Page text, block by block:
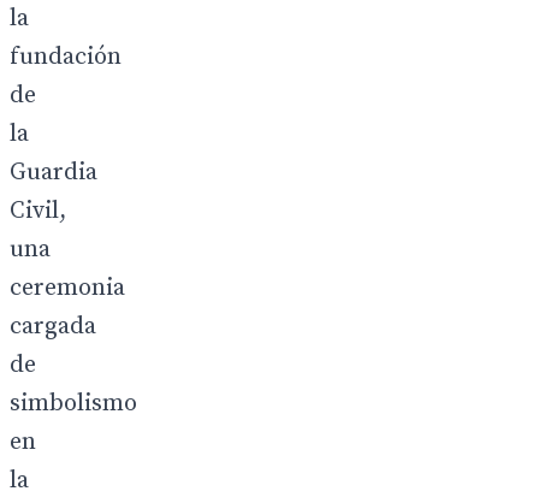
la
fundación
de
la
Guardia
Civil,
una
ceremonia
cargada
de
simbolismo
en
la